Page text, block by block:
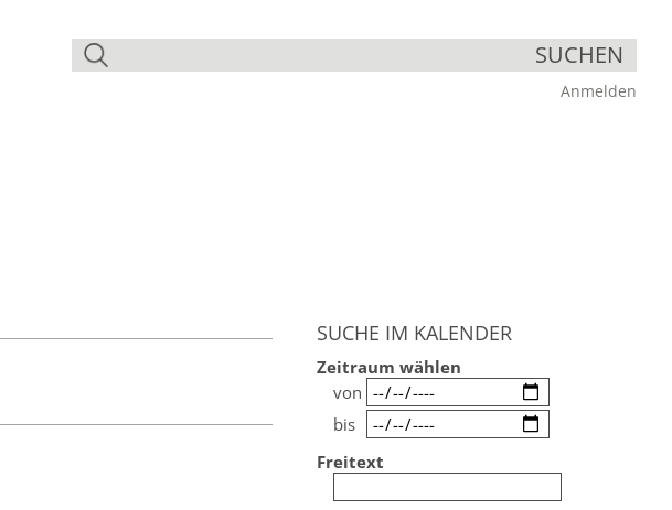
SUCHEN
Anmelden
SUCHE IM KALENDER
Zeitraum wählen
von
bis
Freitext